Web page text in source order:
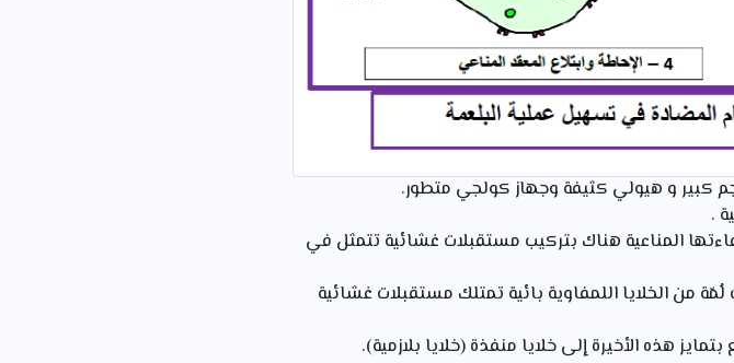
كبير و هيولي كثيفة وجهاز كولجي متطور.
.
المناعية هناك بتركيب مستقبلات غشائية تتمثل في
من الخلايا اللمفاوية بائية تمتلك مستقبلات غشائية
هذه الأخيرة إلى خلايا منفذة (خلايا بلازمية).